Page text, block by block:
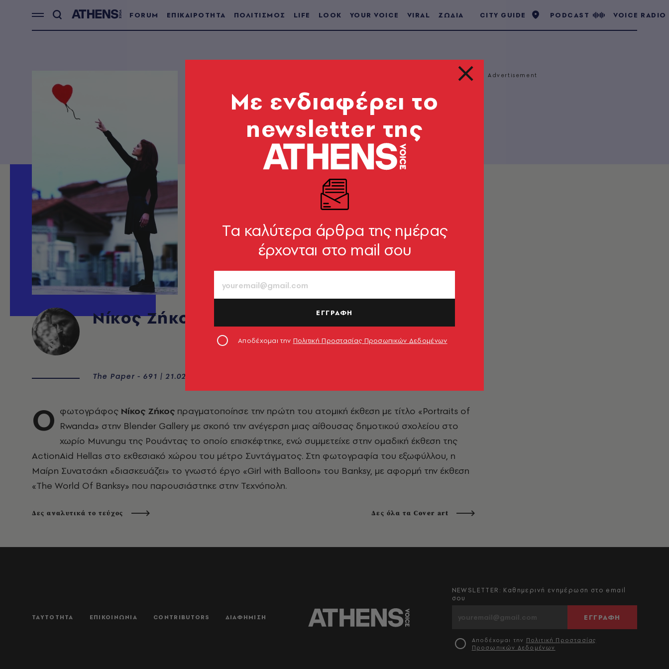
FORUM ΕΠΙΚΑΙΡΟΤΗΤΑ ΠΟΛΙΤΙΣΜΟΣ LIFE LOOK YOUR VOICE VIRAL ΖΩΔΙΑ CITY GUIDE PODCAST VOICE RADIO
Νίκος Ζήκος
The Paper - 691 | 21.02.2019
Ο φωτογράφος Νίκος Ζήκος πραγματοποίησε την πρώτη του ατομική έκθεση με τίτλο «Portraits of
Rwanda» στην Blender Gallery με σκοπό την ανέγερση μιας αίθουσας δημοτικού σχολείου στο
χωρίο Muvungu της Ρουάντας το οποίο επισκέφτηκε, ενώ συμμετείχε στην ομαδική έκθεση της
ActionAid Hellas στο εκθεσιακό χώρου του μέτρο Συντάγματος. Στη φωτογραφία του εξωφύλλου, η
Μαίρη Συνατσάκη «διασκευάζει» το γνωστό έργο «Girl with Balloon» του Banksy, με αφορμή την έκθεση
«The World Of Banksy» που παρουσιάστηκε στην Τεχνόπολη.
Δες αναλυτικά το τεύχος Δες όλα τα Cover art
ΤΑΥΤΟΤΗΤΑ ΕΠΙΚΟΙΝΩΝΙΑ CONTRIBUTORS ΔΙΑΦΗΜΙΣΗ
NEWSLETTER: Καθημερινή ενημέρωση στο email
σου
ΕΓΓΡΑΦΗ
Αποδέχομαι την Πολιτική Προστασίας
Προσωπικών Δεδομένων
Mε ενδιαφέρει το
newsletter της
Tα καλύτερα άρθρα της ημέρας
έρχονται στο mail σου
ΕΓΓΡΑΦΗ
Αποδέχομαι την Πολιτική Προστασίας Προσωπικών Δεδομένων